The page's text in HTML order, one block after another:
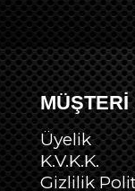
Üyelik
K.V.K.K.
Gizlilik